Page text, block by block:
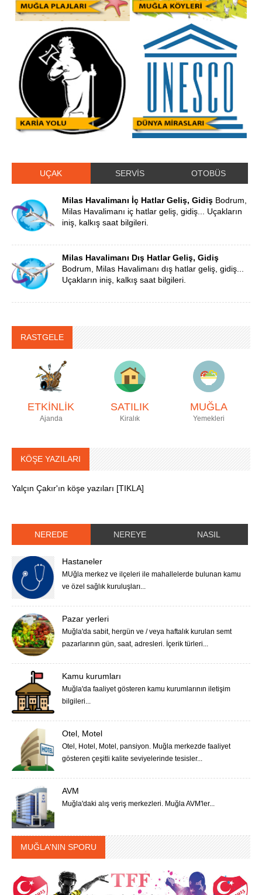
UÇAK SERVİS OTOBÜS
Milas Havalimanı İç Hatlar Geliş, Gidiş Bodrum,
Milas Havalimanı iç hatlar geliş, gidiş... Uçakların
iniş, kalkış saat bilgileri.
Milas Havalimanı Dış Hatlar Geliş, Gidiş
Bodrum, Milas Havalimanı dış hatlar geliş, gidiş...
Uçakların iniş, kalkış saat bilgileri.
RASTGELE
ETKİNLİK
Ajanda
SATILIK
Kiralık
MUĞLA
Yemekleri
KÖŞE YAZILARI
Yalçın Çakır'ın köşe yazıları [TIKLA]
NEREDE NEREYE NASIL
Hastaneler
MUğla merkez ve ilçeleri ile mahallelerde bulunan kamu
ve özel sağlık kuruluşları...
Pazar yerleri
Muğla'da sabit, hergün ve / veya haftalık kurulan semt
pazarlarının gün, saat, adresleri. İçerik türleri...
Kamu kurumları
Muğla'da faaliyet gösteren kamu kurumlarının iletişim
bilgileri...
Otel, Motel
Otel, Hotel, Motel, pansiyon. Muğla merkezde faaliyet
gösteren çeşitli kalite seviyelerinde tesisler...
AVM
Muğla'daki alış veriş merkezleri. Muğla AVM'ler...
MUĞLA'NIN SPORU